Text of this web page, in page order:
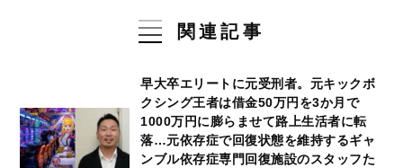
関連記事
早大卒エリートに元受刑者。元キックボ
クシング王者は借金50万円を3か月で
1000万円に膨らませて路上生活者に転
落…元依存症で回復状態を維持するギャ
ンブル依存症専門回復施設のスタッフた